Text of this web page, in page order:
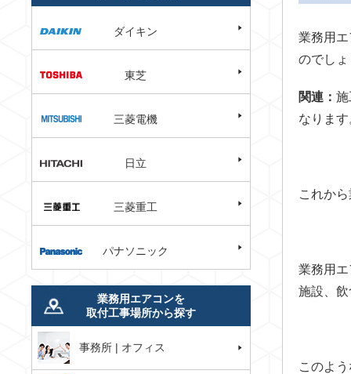
業務用
のでし
関連： 施
なります
これか
業務用
施設、
このよ
ダイキン
東芝
三菱電機
日立
三菱重工
パナソニック
業務用エアコンを
取付工事場所から探す
事務所 | オフィス